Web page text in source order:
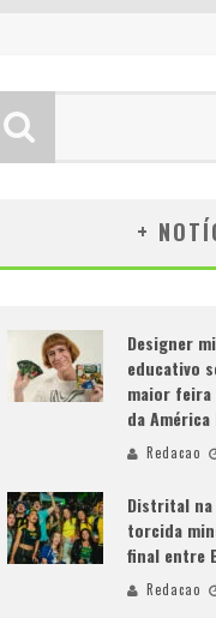
+
Designer
educativo
maior
da
Redacao
Distrital na
torcida
final entre
Redacao